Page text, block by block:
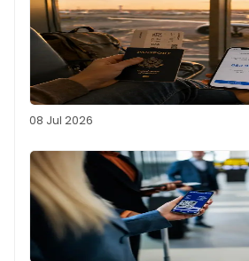
08 Jul 2026